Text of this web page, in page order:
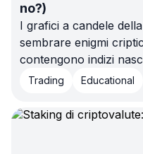
no?)
I grafici a candele
sembrare enigmi
contengono indizi
operazioni redditizie.
guadagnate un
Trading Educational